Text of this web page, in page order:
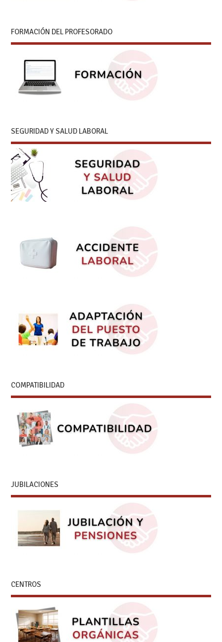
FORMACIÓN DEL PROFESORADO
SEGURIDAD Y SALUD LABORAL
COMPATIBILIDAD
JUBILACIONES
CENTROS